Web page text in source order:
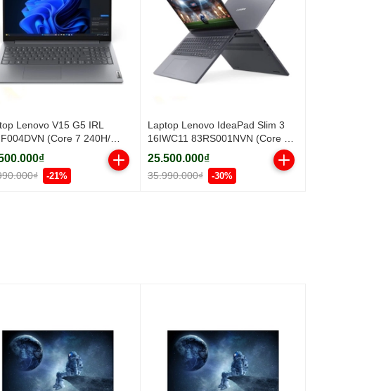
Lenovo V15 G5 IRL
(Core 7 240H/
512GB SSD/ 15.6 inch
Win11/ Grey/ 2Y)
-21%
Laptop Lenovo IdeaPad Slim 3
16IWC11 83RS001NVN (Core 5
320H/ 16GB/ 512GB SSD/ 16
inch WUXGA/ Win11/ Grey/ Vỏ
nhôm/ 2Y)
25.500.000₫
35.990.000₫ -30%